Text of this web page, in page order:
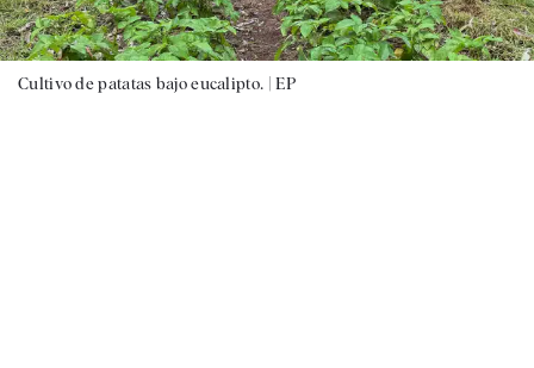
Cultivo de patatas bajo eucalipto. |EP